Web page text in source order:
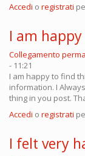
Accedi o registrati
I am
Collegamento
- 11:21
I am happy to find
information. I
thing in you post.
Accedi o registrati
I felt very